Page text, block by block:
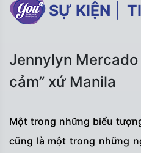
SỰ KIỆN
Jennylyn
cảm” xứ Manila
Một trong những biểu
cũng là một trong những